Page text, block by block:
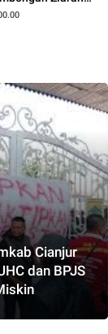
Pesantren
Cianjur
dan BPJS